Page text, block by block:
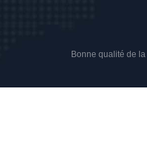
Bonne qualité de